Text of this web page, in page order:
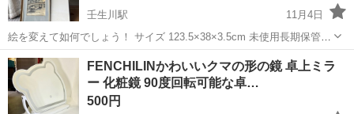
壬生川駅
11月4日
絵を変えて如何でしょう！ サイズ 123.5×38×3.5cm 未使用長期保管品
箱には傷みがあります。
愛媛 西条市 ミラー/鏡 額縁
FENCHILINかわいいクマの形の鏡 卓上ミラ
ー 化粧鏡 90度回転可能な卓…
500円